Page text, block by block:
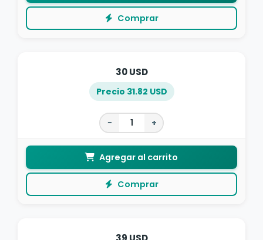
Comprar
30 USD
Precio 31.82 USD
− +
Agregar al carrito
Comprar